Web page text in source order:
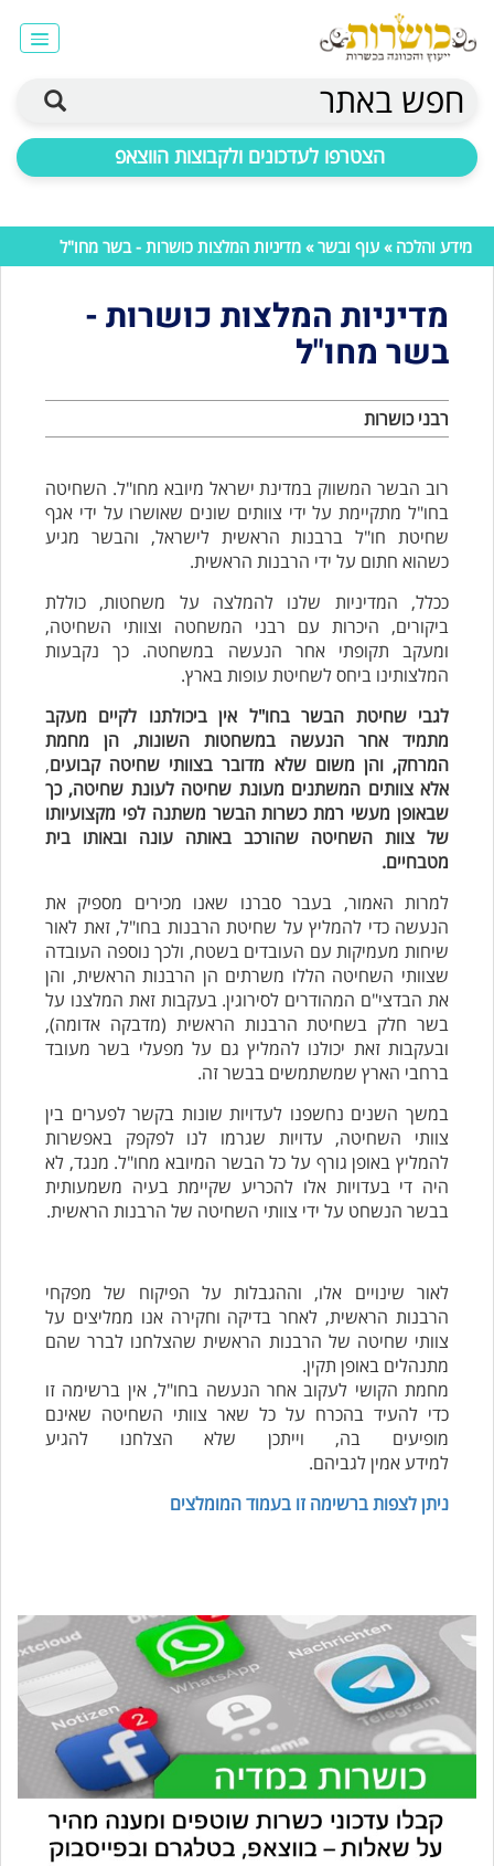
חפש באתר
הצטרפו לעדכונים ולקבוצות הווצאפ
מידע והלכה » עוף ובשר» מדיניות המלצות כושרות - בשר מחו"ל
מדיניות המלצות כושרות -
בשר מחו"ל
רבני כושרות
רוב הבשר המשווק במדינת ישראל מיובא מחו"ל. השחיטה
בחו"ל מתקיימת על ידי צוותים שונים שאושרו על ידי אגף
שחיטת חו"ל ברבנות הראשית לישראל, והבשר מגיע
כשהוא חתום על ידי הרבנות הראשית.
ככלל, המדיניות שלנו להמלצה על משחטות, כוללת
ביקורים, היכרות עם רבני המשחטה וצוותי השחיטה,
ומעקב תקופתי אחר הנעשה במשחטה. כך נקבעות
המלצותינו ביחס לשחיטת עופות בארץ.
לגבי שחיטת הבשר בחו"ל אין ביכולתנו לקיים מעקב
מתמיד אחר הנעשה במשחטות השונות, הן מחמת
המרחק, והן משום שלא מדובר בצוותי שחיטה קבועים,
אלא צוותים המשתנים מעונת שחיטה לעונת שחיטה, כך
שבאופן מעשי רמת כשרות הבשר משתנה לפי מקצועיותו
של צוות השחיטה שהורכב באותה עונה ובאותו בית
מטבחיים.
למרות האמור, בעבר סברנו שאנו מכירים מספיק את
הנעשה כדי להמליץ על שחיטת הרבנות בחו"ל, זאת לאור
שיחות מעמיקות עם העובדים בשטח, ולכך נוספה העובדה
שצוותי השחיטה הללו משרתים הן הרבנות הראשית, והן
את הבדצי"ם המהודרים לסירוגין. בעקבות זאת המלצנו על
בשר חלק בשחיטת הרבנות הראשית (מדבקה אדומה),
ובעקבות זאת יכולנו להמליץ גם על מפעלי בשר מעובד
ברחבי הארץ שמשתמשים בבשר זה.
במשך השנים נחשפנו לעדויות שונות בקשר לפערים בין
צוותי השחיטה, עדויות שגרמו לנו לפקפק באפשרות
להמליץ באופן גורף על כל הבשר המיובא מחו"ל. מנגד, לא
היה די בעדויות אלו להכריע שקיימת בעיה משמעותית
בבשר הנשחט על ידי צוותי השחיטה של הרבנות הראשית.
לאור שינויים אלו, וההגבלות על הפיקוח של מפקחי
הרבנות הראשית, לאחר בדיקה וחקירה אנו ממליצים על
צוותי שחיטה של הרבנות הראשית שהצלחנו לברר שהם
מתנהלים באופן תקין.
מחמת הקושי לעקוב אחר הנעשה בחו"ל, אין ברשימה זו
כדי להעיד בהכרח על כל שאר צוותי השחיטה שאינם
מופיעים בה, וייתכן שלא הצלחנו להגיע
למידע אמין לגביהם.
ניתן לצפות ברשימה זו בעמוד המומלצים